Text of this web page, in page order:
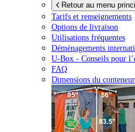
Retour au menu
Tarifs et renseignements
Options de livraison
Utilisations fréquentes
Déménagements
U-Box - Conseils pour
FAQ
Dimensions du conteneur